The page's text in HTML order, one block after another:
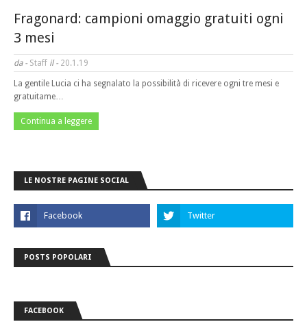
Fragonard: campioni omaggio gratuiti ogni
3 mesi
da - Staff il - 20.1.19
La gentile Lucia ci ha segnalato la possibilità di ricevere ogni tre mesi e
gratuitame…
Continua a leggere
LE NOSTRE PAGINE SOCIAL
POSTS POPOLARI
FACEBOOK